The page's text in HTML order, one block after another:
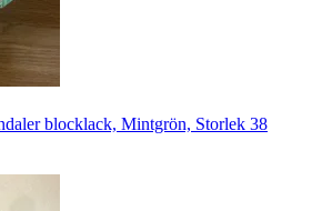
blocklack, Mintgrön, Storlek 38